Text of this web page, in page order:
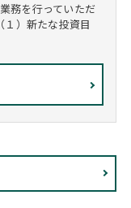
務を行っていただ
）新たな投資目